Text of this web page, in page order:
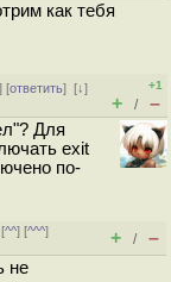
как тебя
] [ответить][↓]
+1
+ / –
Для
exit
по-
^^] [^^^]
+ / –
не